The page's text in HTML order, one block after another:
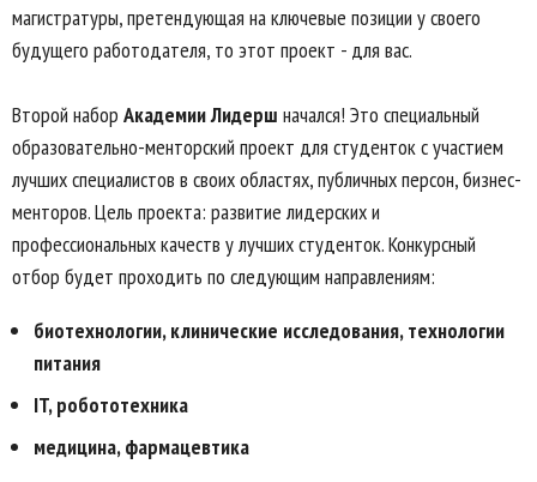
магистратуры, претендующая на ключевые позиции у своего
будущего работодателя, то этот проект - для вас.
Второй набор Академии Лидерш начался! Это специальный
образовательно-менторский проект для студенток с участием
лучших специалистов в своих областях, публичных персон, бизнес-
менторов. Цель проекта: развитие лидерских и
профессиональных качеств у лучших студенток. Конкурсный
отбор будет проходить по следующим направлениям:
биотехнологии, клинические исследования, технологии
питания
IT, робототехника
медицина, фармацевтика